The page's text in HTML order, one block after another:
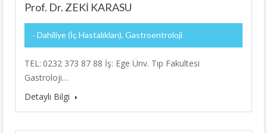
Prof. Dr. ZEKİ KARASU
Dahiliye (İç Hastalıkları), Gastroentroloji
TEL: 0232 373 87 88 İş: Ege Ünv. Tıp Fakultesi
Gastroloji…
Detaylı Bilgi